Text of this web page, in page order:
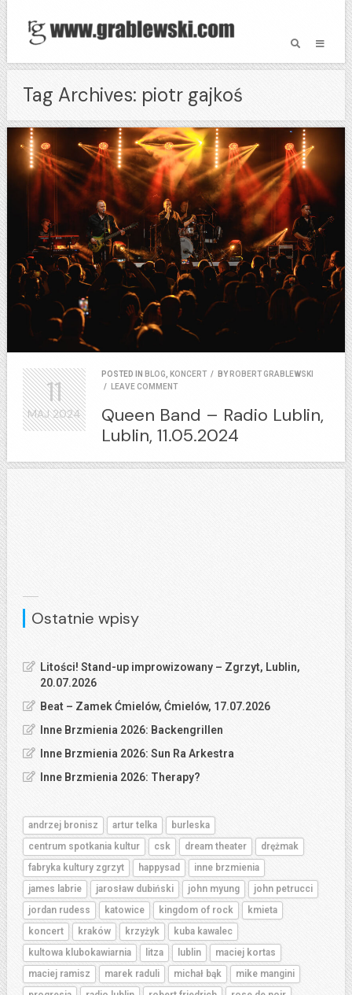
Tag Archives: piotr gajkoś
POSTED IN BLOG KONCERT / BY ROBERT GRABLEWSKI
/
LEAVE COMMENT
Queen Band – Radio Lublin,
Lublin, 11.05.2024
11
MAJ2024
Ostatnie wpisy
Litości! Stand-up improwizowany – Zgrzyt, Lublin,
20.07.2026
Beat – Zamek Ćmielów, Ćmielów, 17.07.2026
Inne Brzmienia 2026: Backengrillen
Inne Brzmienia 2026: Sun Ra Arkestra
Inne Brzmienia 2026: Therapy?
andrzej bronisz artur telka
burleska
centrum spotkania kultur
csk dream theater
drężmak
fabryka kultury zgrzyt
happysad
inne brzmienia
james labrie
jarosław dubiński john myung
john petrucci
jordan rudess
katowice kingdom of rock
kmieta
koncert
kraków krzyżyk
kuba kawalec
kultowa klubokawiarnia
litza lublin
maciej kortas
maciej ramisz
marek raduli michał bąk
mike mangini